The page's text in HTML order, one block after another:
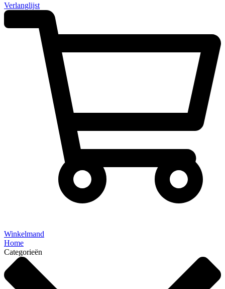
Verlanglijst
Winkelmand
Home
Categorieën